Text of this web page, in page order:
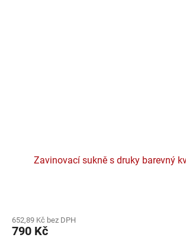
Zavinovací sukně s druky barevný
652,89 Kč bez DPH
790 Kč